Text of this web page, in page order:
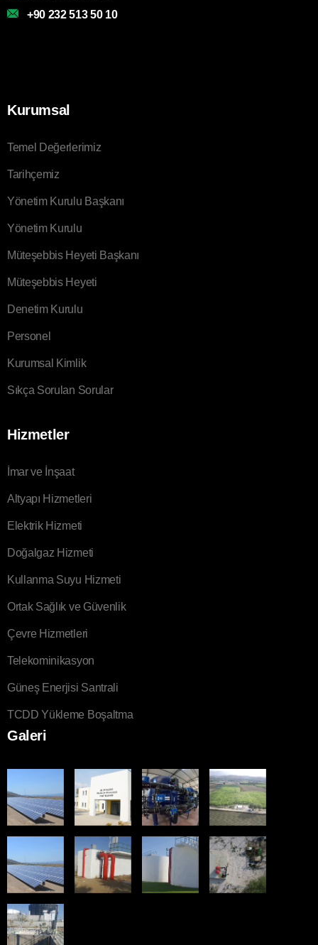
+90 232 513 50 10
Kurumsal
Temel Değerlerimiz
Tarihçemiz
Yönetim Kurulu Başkanı
Yönetim Kurulu
Müteşebbis Heyeti Başkanı
Müteşebbis Heyeti
Denetim Kurulu
Personel
Kurumsal Kimlik
Sıkça Sorulan Sorular
Hizmetler
İmar ve İnşaat
Altyapı Hizmetleri
Elektrik Hizmeti
Doğalgaz Hizmeti
Kullanma Suyu Hizmeti
Ortak Sağlık ve Güvenlik
Çevre Hizmetleri
Telekominikasyon
Güneş Enerjisi Santrali
TCDD Yükleme Boşaltma
Galeri